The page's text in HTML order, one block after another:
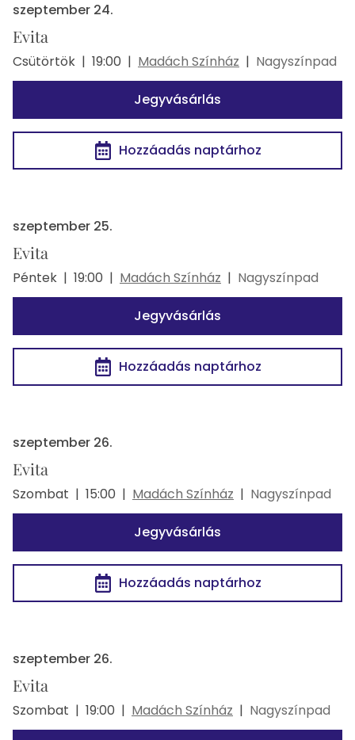
szeptember 24.
Evita
Csütörtök | 19:00 | Madách Színház | Nagyszínpad
Jegyvásárlás
Hozzáadás naptárhoz
szeptember 25.
Evita
Péntek | 19:00 | Madách Színház | Nagyszínpad
Jegyvásárlás
Hozzáadás naptárhoz
szeptember 26.
Evita
Szombat | 15:00 | Madách Színház | Nagyszínpad
Jegyvásárlás
Hozzáadás naptárhoz
szeptember 26.
Evita
Szombat | 19:00 | Madách Színház | Nagyszínpad